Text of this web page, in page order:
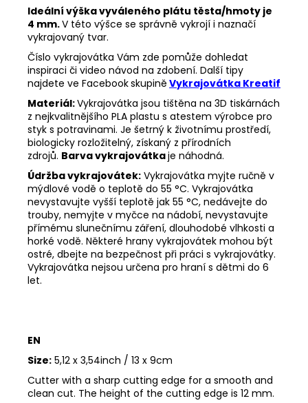
Ideální výška vyváleného plátu těsta/hmoty je
4 mm.V této výšce se správně vykrojí i naznačí
vykrajovaný tvar.
Číslo vykrajovátka Vám zde pomůže dohledat
inspiraci či video návod na zdobení. Další tipy
najdete ve Facebookskupině Vykrajovátka Kreatif
Materiál:Vykrajovátka jsou tištěna na 3D tiskárnách
z nejkvalitnějšího PLA plastu s atestem výrobce pro
styk s potravinami. Je šetrný k životnímu prostředí,
biologicky rozložitelný, získaný z přírodních
zdrojů. Barva vykrajovátkaje náhodná.
Údržba vykrajovátek: Vykrajovátka myjte ručně v
mýdlové vodě o teplotě do 55 °C. Vykrajovátka
nevystavujte vyšší teplotě jak 55 °C, nedávejte do
trouby, nemyjte v myčce na nádobí, nevystavujte
přímému slunečnímu záření, dlouhodobé vlhkosti a
horké vodě. Některé hrany vykrajovátek mohou být
ostré, dbejte na bezpečnost při práci s vykrajovátky.
Vykrajovátka nejsou určena pro hraní s dětmi do 6
let.
EN
Size: 5,12 x 3,54inch / 13 x 9cm
Cutter with a sharp cutting edge for a smooth and
clean cut. The height of the cutting edge is 12 mm.